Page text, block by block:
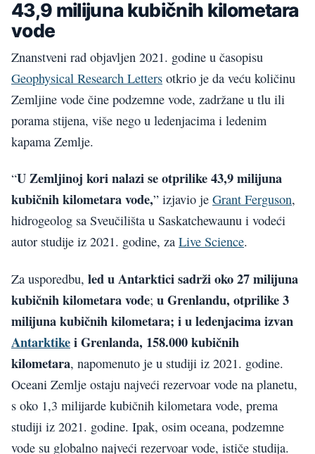
43,9 milijuna kubičnih kilometara
vode
Znanstveni rad objavljen 2021. godine u časopisu
Geophysical Research Letters otkrio je da veću količinu
Zemljine vode čine podzemne vode, zadržane u tlu ili
porama stijena, više nego u ledenjacima i ledenim
kapama Zemlje.
“U Zemljinoj kori nalazi se otprilike 43,9 milijuna
kubičnih kilometara vode,” izjavio je Grant Ferguson,
hidrogeolog sa Sveučilišta u Saskatchewaunu i vodeći
autor studije iz 2021. godine, za Live Science.
Za usporedbu, led u Antarktici sadrži oko 27 milijuna
kubičnih kilometara vode; u Grenlandu, otprilike 3
milijuna kubičnih kilometara; i u ledenjacima izvan
Antarktikei Grenlanda, 158.000 kubičnih
kilometara, napomenuto je u studiji iz 2021. godine.
Oceani Zemlje ostaju najveći rezervoar vode na planetu,
s oko 1,3 milijarde kubičnih kilometara vode, prema
studiji iz 2021. godine. Ipak, osim oceana, podzemne
vode su globalno najveći rezervoar vode, ističe studija.